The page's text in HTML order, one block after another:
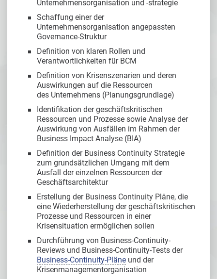
Unternehmensorganisation und -strategie
Schaffung einer der
Unternehmensorganisation angepassten
Governance-Struktur
Definition von klaren Rollen und
Verantwortlichkeiten für BCM
Definition von Krisenszenarien und deren
Auswirkungen auf die Ressourcen
des Unternehmens (Planungsgrundlage)
Identifikation der geschäftskritischen
Ressourcen und Prozesse sowie Analyse der
Auswirkung von Ausfällen im Rahmen der
Business Impact Analyse (BIA)
Definition der Business Continuity Strategie
zum grundsätzlichen Umgang mit dem
Ausfall der einzelnen Ressourcen der
Geschäftsarchitektur
Erstellung der Business Continuity Pläne, die
eine Wiederherstellung der geschäftskritischen
Prozesse und Ressourcen in einer
Krisensituation ermöglichen sollen
Durchführung von Business-Continuity-
Reviews und Business-Continuity-Tests der
Business-Continuity-Pläne und der
Krisenmanagementorganisation